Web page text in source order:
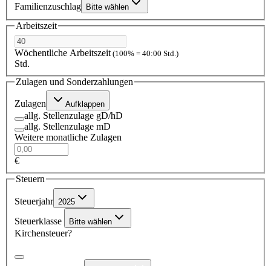
Familienzuschlag Bitte wählen
Arbeitszeit
Wöchentliche Arbeitszeit (100% = 40:00 Std.)
Std.
Zulagen und Sonderzahlungen
Zulagen Aufklappen
allg. Stellenzulage gD/hD
allg. Stellenzulage mD
Weitere monatliche Zulagen
€
Steuern
Steuerjahr 2025
Steuerklasse Bitte wählen
Kirchensteuer?